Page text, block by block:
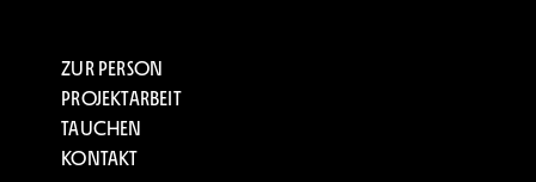
ZUR PERSON
PROJEKTARBEIT
TAUCHEN
KONTAKT